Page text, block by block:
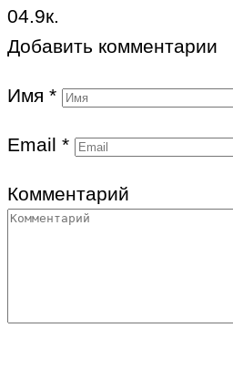
04.9к.
Добавить комментарии
Имя *
Email *
Комментарий